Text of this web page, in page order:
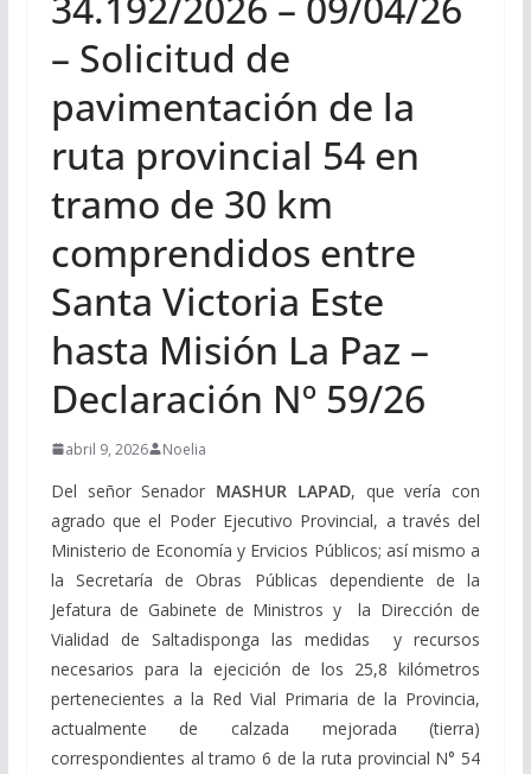
– Solicitud de
pavimentación de la
ruta provincial 54 en
tramo de 30 km
comprendidos entre
Santa Victoria Este
hasta Misión La Paz –
Declaración Nº 59/26
abril 9, 2026 Noelia
Del señor Senador MASHUR LAPAD, que vería con
agrado que el Poder Ejecutivo Provincial, a través del
Ministerio de Economía y Ervicios Públicos; así mismo a
la Secretaría de Obras Públicas dependiente de la
Jefatura de Gabinete de Ministros y la Dirección de
Vialidad de Saltadisponga las medidas y recursos
necesarios para la ejecición de los 25,8 kilómetros
pertenecientes a la Red Vial Primaria de la Provincia,
actualmente de calzada mejorada (tierra)
correspondientes al tramo 6 de la ruta provincial N° 54